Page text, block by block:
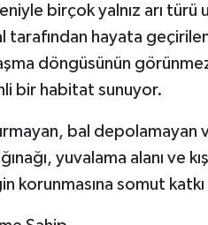
birçok yalnız arı
tarafından hayata
döngüsünün görünmez
bir habitat sunuyor.
bal depolamayan
yuvalama alanı ve
korunmasına somut